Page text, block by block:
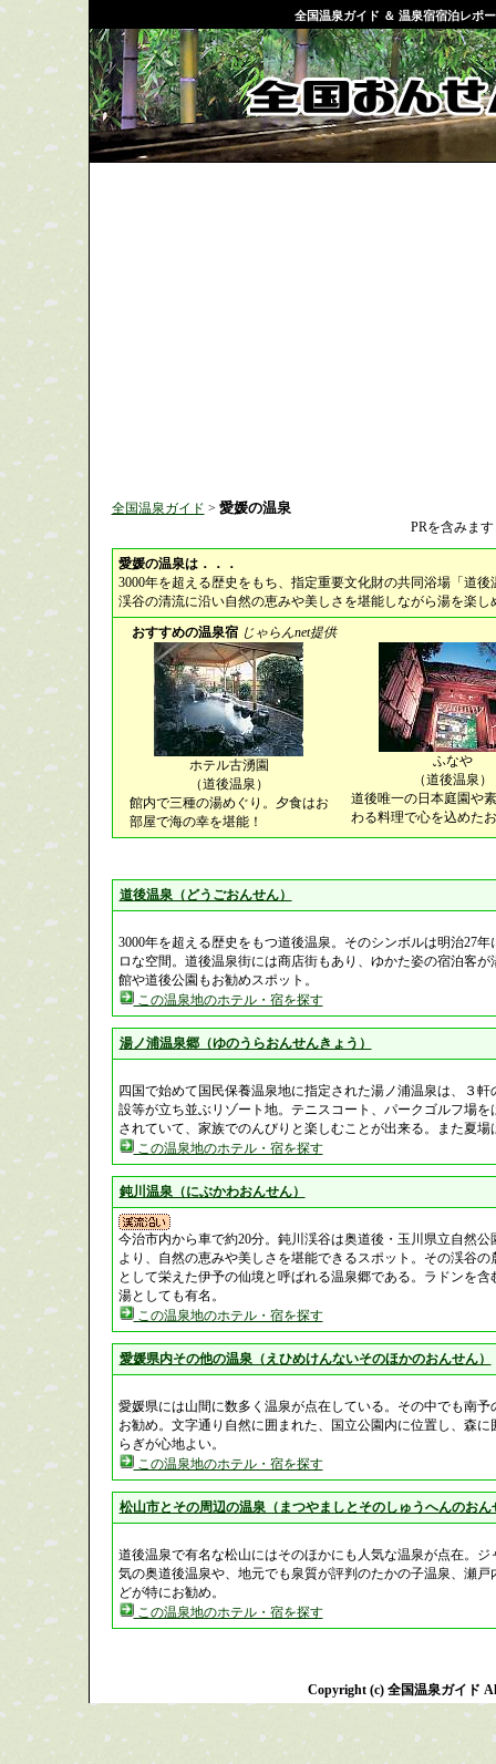
全国温泉ガイド ＆ 温泉宿宿泊レポ
全国温泉ガイド > 愛媛の温泉
PRを含みます
愛媛の温泉は．．．
3000年を超える歴史をもち、指定重要文化財の共同浴場「道
渓谷の清流に沿い自然の恵みや美しさを堪能しながら湯を楽し
おすすめの温泉宿 じゃらんnet提供
ホテル古湧園
（道後温泉）
館内で三種の湯めぐり。夕食はお
部屋で海の幸を堪能！
ふなや
（道後温泉）
道後唯一の日本庭園や
わる料理で心を込めた
道後温泉（どうごおんせん）
3000年を超える歴史をもつ道後温泉。そのシンボルは明治27
ロな空間。道後温泉街には商店街もあり、ゆかた姿の宿泊客
館や道後公園もお勧めスポット。
この温泉地のホテル・宿を探す
湯ノ浦温泉郷（ゆのうらおんせんきょう）
四国で始めて国民保養温泉地に指定された湯ノ浦温泉は、３
設等が立ち並ぶリゾート地。テニスコート、パークゴルフ場
されていて、家族でのんびりと楽しむことが出来る。また夏
この温泉地のホテル・宿を探す
鈍川温泉（にぶかわおんせん）
今治市内から車で約20分。鈍川渓谷は奥道後・玉川県立自然
より、自然の恵みや美しさを堪能できるスポット。その渓谷
として栄えた伊予の仙境と呼ばれる温泉郷である。ラドンを
湯としても有名。
この温泉地のホテル・宿を探す
愛媛県内その他の温泉（えひめけんないそのほかのおんせん）
愛媛県には山間に数多く温泉が点在している。その中でも南
お勧め。文字通り自然に囲まれた、国立公園内に位置し、森
らぎが心地よい。
この温泉地のホテル・宿を探す
松山市とその周辺の温泉（まつやましとそのしゅうへんのおん
道後温泉で有名な松山にはそのほかにも人気な温泉が点在。
気の奥道後温泉や、地元でも泉質が評判のたかの子温泉、瀬
どが特にお勧め。
この温泉地のホテル・宿を探す
Copyright (c) 全国温泉ガイド